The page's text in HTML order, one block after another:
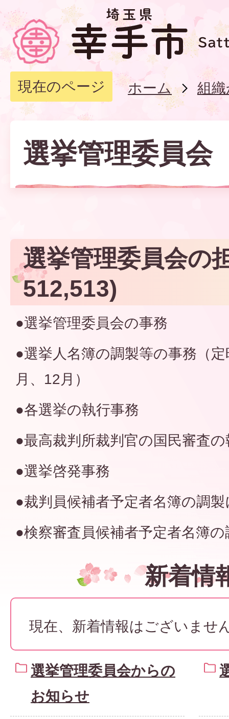
現在のページ ホーム 組
選挙管理委員会
選挙管理委員会の
512,513)
●選挙管理委員会の事務
●選挙人名簿の調製等の事務（
月、12月）
●各選挙の執行事務
●最高裁判所裁判官の国民審査
●選挙啓発事務
●裁判員候補者予定者名簿の調
●検察審査員候補者予定者名簿
新着情
現在、新着情報はございませ
選挙管理委員会からの
お知らせ